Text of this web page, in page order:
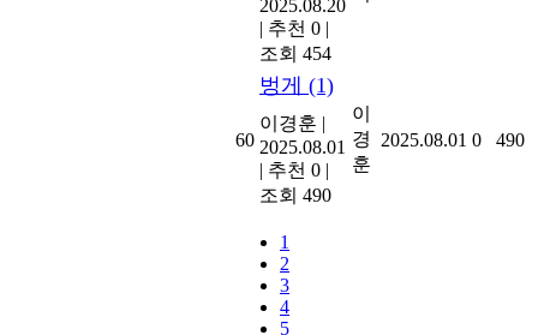
2025.08.20
| 추천 0 |
조회 454
60
벙게 (1)
이경훈 |
2025.08.01
| 추천 0 |
조회 490
이
경
훈
2025.08.01 0 490
1
2
3
4
5